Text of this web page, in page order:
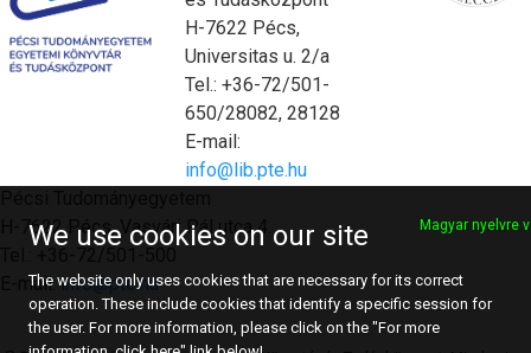
H-7622 Pécs,
Universitas u. 2/a
Tel.: +36-72/501-
650/28082, 28128
E-mail:
info@lib.pte.hu
H-7622 Pécs, Vasvári Pál utca 4.
E-mail:info@pte.hu
We use cookies on our site Magyar nyelvre
The website only uses cookies that are necessary for its correct
operation. These include cookies that identify a specific session for
the user. For more information, please click on the "For more